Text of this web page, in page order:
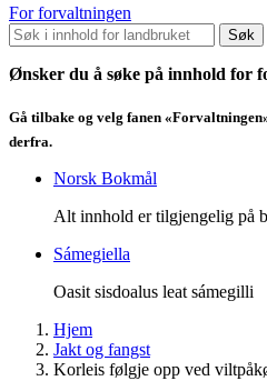
For forvaltningen
Søk
Ønsker du å søke på innhold for
Gå tilbake og velg fanen
derfra.
Norsk Bokmål
Alt innhold er tilgjengelig på
Sámegiella
Oasit sisdoalus leat sámegilli
Hjem
Jakt og fangst
Korleis følgje opp ved